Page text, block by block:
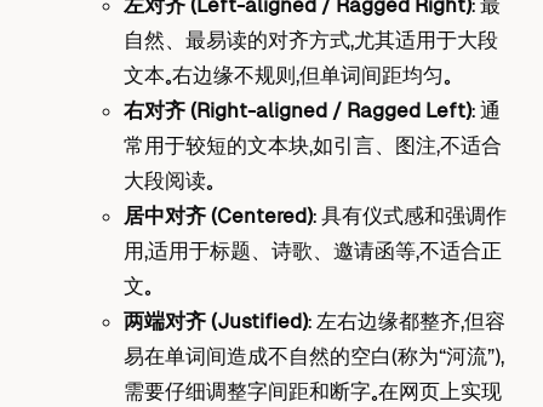
左对齐 (Left-aligned / Ragged Right)： 最
自然、最易读的对齐方式，尤其适用于大段
文本。右边缘不规则，但单词间距均匀。
右对齐 (Right-aligned / Ragged Left)： 通
常用于较短的文本块，如引言、图注，不适合
大段阅读。
居中对齐 (Centered)： 具有仪式感和强调作
用，适用于标题、诗歌、邀请函等，不适合正
文。
两端对齐 (Justified)： 左右边缘都整齐，但容
易在单词间造成不自然的空白（称为“河流”），
需要仔细调整字间距和断字。在网页上实现